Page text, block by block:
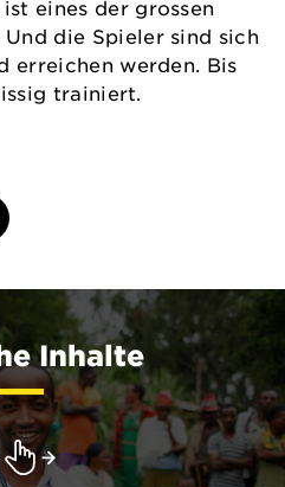
eines der grossen
die Spieler sind sich
erreichen werden. Bis
trainiert.
Inhalte